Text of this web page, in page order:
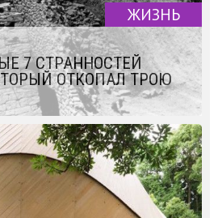
ЖИЗНЬ
7 СТРАННОСТЕЙ
ОТКОПАЛ ТРОЮ